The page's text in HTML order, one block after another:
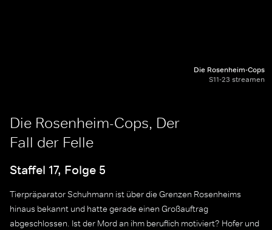
Die Rosenheim-Cops
S11-23 streamen
Die Rosenheim-Cops, Der
Fall der Felle
Staffel 17, Folge 5
Tierpräparator Schuhmann ist über die Grenzen Rosenheims
hinaus bekannt und hatte gerade einen Großauftrag
abgeschlossen. Ist der Mord an ihm beruflich motiviert? Hofer und